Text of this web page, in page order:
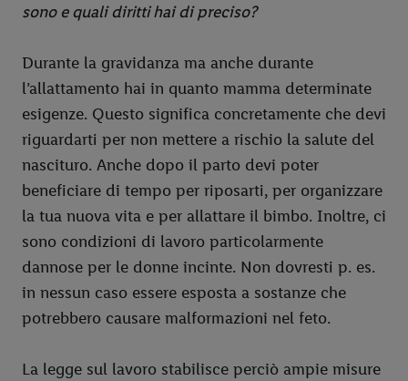
sono e quali diritti hai di preciso?
Durante la gravidanza ma anche durante
l’allattamento hai in quanto mamma determinate
esigenze. Questo significa concretamente che devi
riguardarti per non mettere a rischio la salute del
nascituro. Anche dopo il parto devi poter
beneficiare di tempo per riposarti, per organizzare
la tua nuova vita e per allattare il bimbo. Inoltre, ci
sono condizioni di lavoro particolarmente
dannose per le donne incinte. Non dovresti p. es.
in nessun caso essere esposta a sostanze che
potrebbero causare malformazioni nel feto.
La legge sul lavoro stabilisce perciò ampie misure